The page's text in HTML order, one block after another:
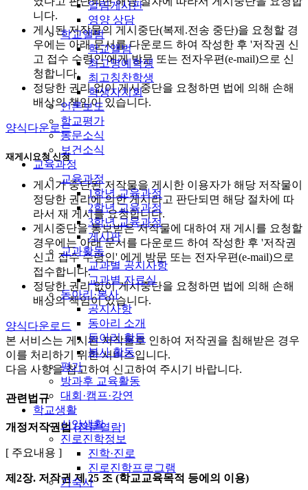
알림게시판
영양 상담
학교앨범
학교앨범
최고명예학생
최고칭찬학생
학생자치회
언론보도
학교평가
동문소식
보건소식
교육과정
교육과정
1학년 교육과정
2학년 교육과정
3학년 교육과정
게시판
교과활동
교과별 공지사항
교과별 자료실
동아리·봉사
공지사항
동아리 소개
동아리 활동
봉사 활동
평가
방과후 교육활동
대회·캠프·강연
학교생활
신앙생활
진로진학정보
진학·진로
진로진학프로그램
기숙사
니다.
게시된 저작물의 게시중단(복제.전송 중단)을 요청할 경
우에는 아래 문서를 다운로드 하여 작성한 후 '저작권 신
고 접수 수령인'에게 방문 또는 전자우편(e-mail)으로 신
청합니다.
정당한 권리 없이 게시중단을 요청하면 법에 의해 손해
배상의 책임이 있습니다.
양식다운로드
재게시요청 신청
게시가 중단된 저작물을 게시한 이용자가 해당 저작물이
정당한 권리에 의한 게시라고 판단되면 해당 절차에 따
라서 재 게시를 요청합니다.
게시중단을 통보받은 저작물에 대하여 재 게시를 요청할
경우에는 아래 문서를 다운로드 하여 작성한 후 '저작권
신고 접수 수령인' 에게 방문 또는 전자우편(e-mail)으로
접수합니다.
정당한 권리 없이 게시중단을 요청하면 법에 의해 손해
배상의 책임이 있습니다.
양식다운로드
본 서비스는 게시된 저작물로 인하여 저작권을 침해받은 경우
이를 처리하기 위한 서비스입니다.
다음 사항을 참고하여 신고하여 주시기 바랍니다.
관련법규
개정저작권법 [전문열람]
[ 주요내용 ]
제2장. 저작권 제 25 조 (학교교육목적 등에의 이용)